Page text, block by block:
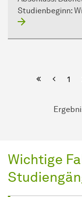
Studienbeginn:
Erste Seite
1
Wichtige